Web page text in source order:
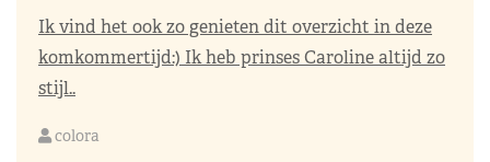
Ik vind het ook zo genieten dit overzicht in deze
komkommertijd:) Ik heb prinses Caroline altijd zo
stijl..
colora